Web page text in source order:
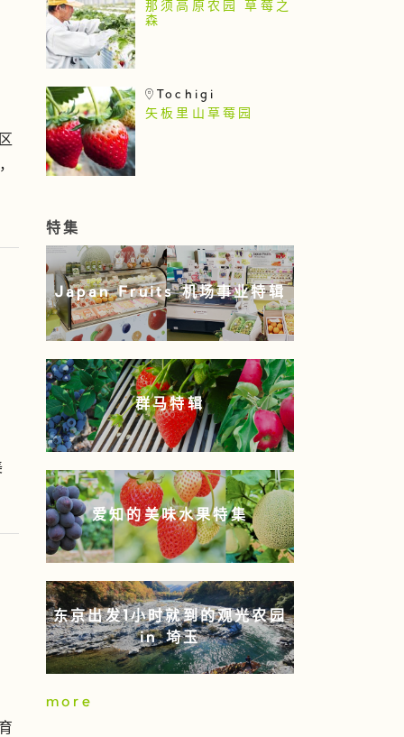
那须高原农园 草莓之
森
Tochigi
矢板里山草莓园
特集
Japan Fruits 机场事业特辑
群马特辑
爱知的美味水果特集
东京出发1小时就到的观光农园
in 埼玉
more